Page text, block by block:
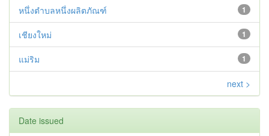
1
หนึ่งตำบลหนึ่งผลิตภัณฑ์
1
เชียงใหม่
1
แม่ริม
next >
Date issued